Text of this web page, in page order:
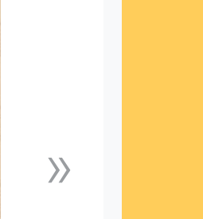
»下一張